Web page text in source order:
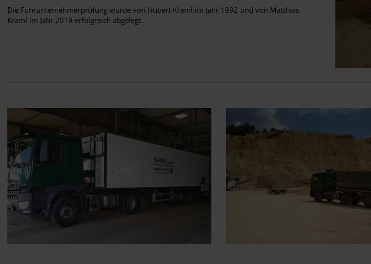
Die Fuhrunternehmerprüfung wurde von Hubert Kraml im Jahr 1992 und von Matthias
Kraml im Jahr 2018 erfolgreich abgelegt.